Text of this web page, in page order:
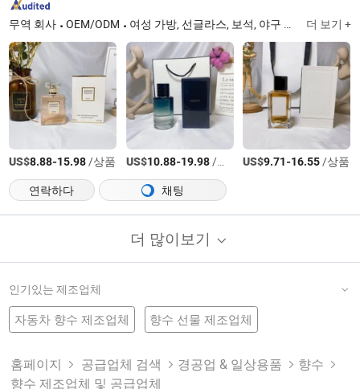
무역 회사 OEM/ODM 여성 가방, 선글라스, 보석, 야구 모자, 여성 향수 더 보기 +
US$8.88-15.98/상품 US$10.88-19.98/상품 US$9.71-16.55/상품
연락하다
채팅
더 많이보기
인기있는 제조업체
자동차 향수 제조업체 향수 선물 제조업체
크리스탈 병 공장 브랜드 향수 공장
최고의 향수
홈페이지 공급업체 검색 경공업 & 일상용품
향수
향수 제조업체 및 공급업체